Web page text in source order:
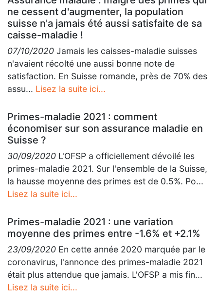
ne cessent d'augmenter, la population
suisse n'a jamais été aussi satisfaite de sa
caisse-maladie !
07/10/2020 Jamais les caisses-maladie suisses
n'avaient récolté une aussi bonne note de
satisfaction. En Suisse romande, près de 70% des
assu... Lisez la suite ici...
Primes-maladie 2021 : comment
économiser sur son assurance maladie en
Suisse ?
30/09/2020 L'OFSP a officiellement dévoilé les
primes-maladie 2021. Sur l'ensemble de la Suisse,
la hausse moyenne des primes est de 0.5%. Po...
Lisez la suite ici...
Primes-maladie 2021 : une variation
moyenne des primes entre -1.6% et +2.1%
23/09/2020 En cette année 2020 marquée par le
coronavirus, l'annonce des primes-maladie 2021
était plus attendue que jamais. L'OFSP a mis fin...
Lisez la suite ici...